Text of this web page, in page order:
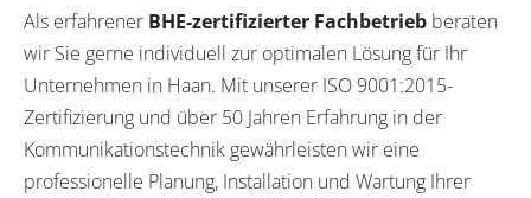
Als erfahrener BHE-zertifizierter Fachbetrieb beraten
wir Sie gerne individuell zur optimalen Lösung für Ihr
Unternehmen in Haan. Mit unserer ISO 9001:2015-
Zertifizierung und über 50 Jahren Erfahrung in der
Kommunikationstechnik gewährleisten wir eine
professionelle Planung, Installation und Wartung Ihrer